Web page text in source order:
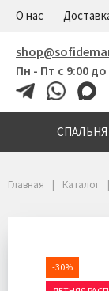
О нас
Пн - Пт с 9:00 до
СПАЛЬНЯ
Главная Каталог
-30%